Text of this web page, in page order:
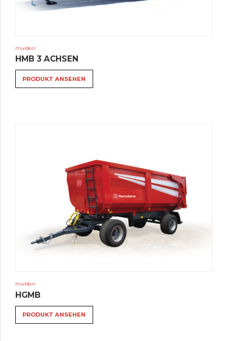
mulden
HMB 3 ACHSEN
PRODUKT ANSEHEN
mulden
HGMB
PRODUKT ANSEHEN